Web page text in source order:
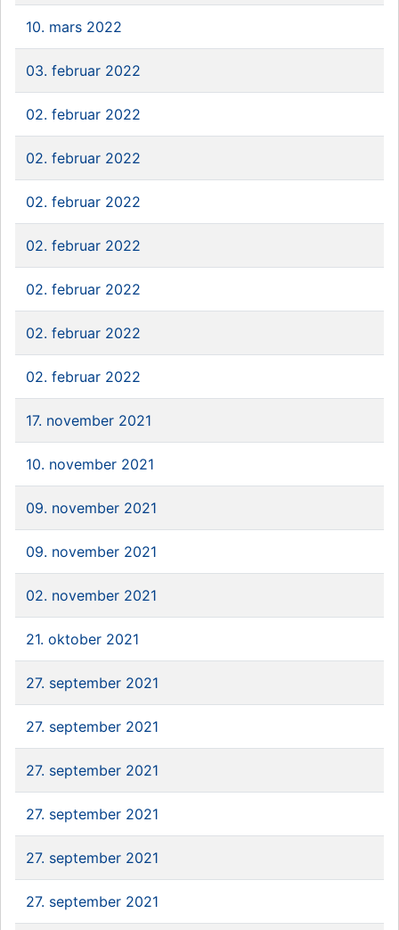
10. mars 2022
03. februar 2022
02. februar 2022
02. februar 2022
02. februar 2022
02. februar 2022
02. februar 2022
02. februar 2022
02. februar 2022
17. november 2021
10. november 2021
09. november 2021
09. november 2021
02. november 2021
21. oktober 2021
27. september 2021
27. september 2021
27. september 2021
27. september 2021
27. september 2021
27. september 2021